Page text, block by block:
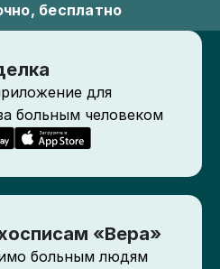
бесплатно
для
больным человеком
«Вера»
больным людям